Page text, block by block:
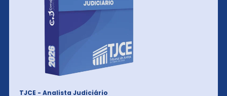
TJCE - Analista Judiciário